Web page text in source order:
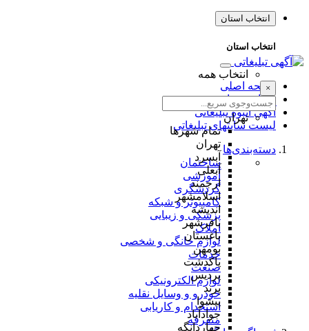
انتخاب استان
انتخاب استان
انتخاب همه
×
تهران
تمام شهر‌ها
تهران
آبسرد
آبعلی
ارجمند
اسلامشهر
اندیشه
باقرشهر
باغستان
بومهن
پاکدشت
پردیس
پرند
پیشوا
جوادآباد
چهاردانگه
صفحه اصلی
طراحی سایت
آگهی انبوه تبلیغاتی
لیست سایتهای تبلیغاتی
دسته‌بندی‌ها
ساختمان
آموزشی
گردشگری
کامپیوتر و شبکه
پزشکی و زیبایی
املاک
لوازم خانگی و شخصی
خدمات
صنعت
لوازم الکترونیکی
خودرو و وسایل نقلیه
استخدام و کاریابی
متفرقه